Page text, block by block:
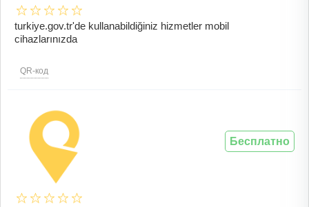
turkiye.gov.tr'de kullanabildiğiniz hizmetler mobil
cihazlarınızda
QR-код
Бесплатно